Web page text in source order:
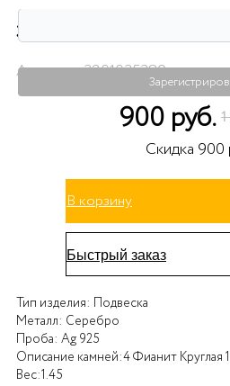
3201035389 Подвеска (Ag
Артикул: 3201035389
900 руб.
Скидка 900
В корзину
Быстрый заказ
Тип изделия: Подвеска
Металл: Серебро
Проба: Ag 925
Описание камней:4 Фианит Круглая
Вес:1.45